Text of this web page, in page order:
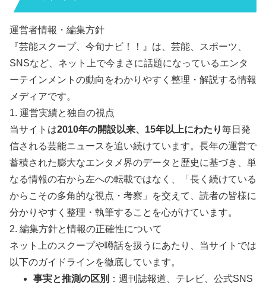
運営者情報・編集方針
『芸能スクープ、今旬ナビ！！』は、芸能、スポーツ、
SNSなど、ネット上で今まさに話題になっているエンタ
ーテインメントの動向をわかりやすく整理・解説する情報
メディアです。
1. 運営実績と独自の視点
当サイトは2010年の開設以来、15年以上にわたり毎日発
信される芸能ニュースを追い続けています。長年の運営で
蓄積された膨大なエンタメ界のデータと歴史に基づき、単
なる情報の右から左への転載ではなく、「長く続けている
からこその多角的な視点・考察」を交えて、読者の皆様に
分かりやすく整理・執筆することを心がけています。
2. 編集方針と情報の正確性について
ネット上のスクープや噂話を扱うにあたり、当サイトでは
以下のガイドラインを徹底しています。
事実と推測の区別 ：週刊誌報道、テレビ、公式SNS